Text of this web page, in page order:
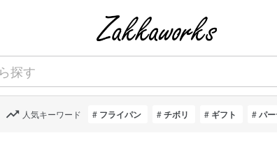
人気キーワード フライパン チボリ ギフト パ